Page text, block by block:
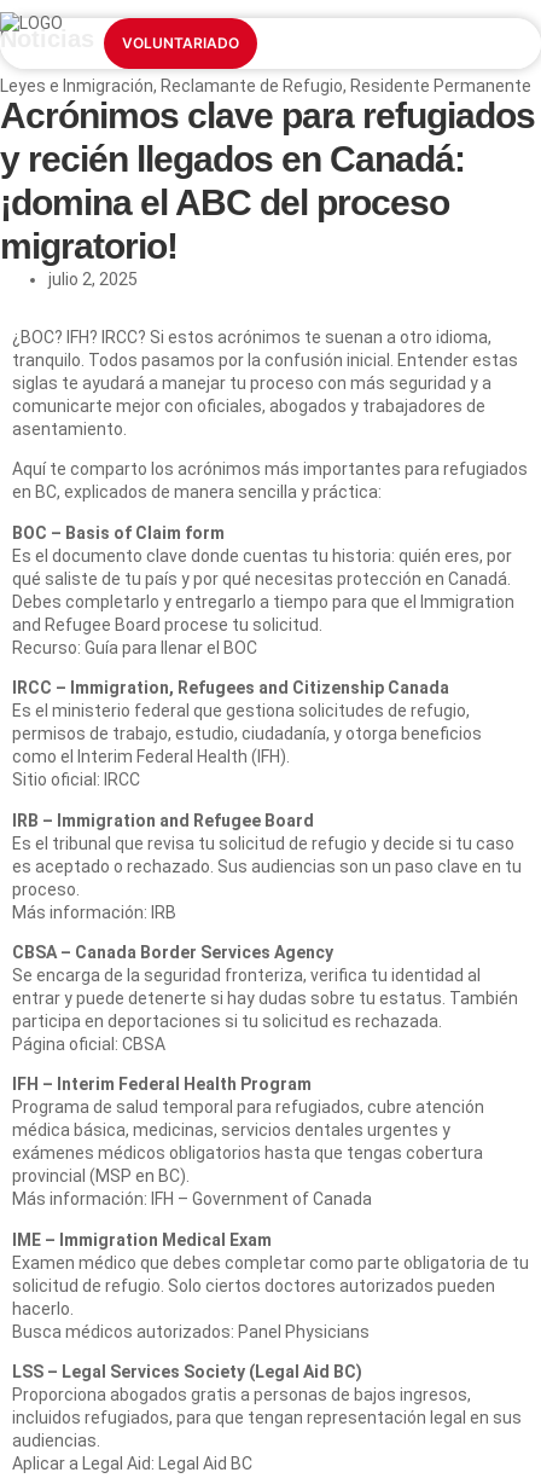
VOLUNTARIADO
Noticias
Leyes e Inmigración, Reclamante de Refugio, Residente Permanente
Acrónimos clave para refugiados
y recién llegados en Canadá:
¡domina el ABC del proceso
migratorio!
julio 2, 2025
¿BOC? IFH? IRCC? Si estos acrónimos te suenan a otro idioma,
tranquilo. Todos pasamos por la confusión inicial. Entender estas
siglas te ayudará a manejar tu proceso con más seguridad y a
comunicarte mejor con oficiales, abogados y trabajadores de
asentamiento.
Aquí te comparto los acrónimos más importantes para refugiados
en BC, explicados de manera sencilla y práctica:
BOC – Basis of Claim form
Es el documento clave donde cuentas tu historia: quién eres, por
qué saliste de tu país y por qué necesitas protección en Canadá.
Debes completarlo y entregarlo a tiempo para que el Immigration
and Refugee Board procese tu solicitud.
Recurso: Guía para llenar el BOC
IRCC – Immigration, Refugees and Citizenship Canada
Es el ministerio federal que gestiona solicitudes de refugio,
permisos de trabajo, estudio, ciudadanía, y otorga beneficios
como el Interim Federal Health (IFH).
Sitio oficial: IRCC
IRB – Immigration and Refugee Board
Es el tribunal que revisa tu solicitud de refugio y decide si tu caso
es aceptado o rechazado. Sus audiencias son un paso clave en tu
proceso.
Más información: IRB
CBSA – Canada Border Services Agency
Se encarga de la seguridad fronteriza, verifica tu identidad al
entrar y puede detenerte si hay dudas sobre tu estatus. También
participa en deportaciones si tu solicitud es rechazada.
Página oficial: CBSA
IFH – Interim Federal Health Program
Programa de salud temporal para refugiados, cubre atención
médica básica, medicinas, servicios dentales urgentes y
exámenes médicos obligatorios hasta que tengas cobertura
provincial (MSP en BC).
Más información: IFH – Government of Canada
IME – Immigration Medical Exam
Examen médico que debes completar como parte obligatoria de tu
solicitud de refugio. Solo ciertos doctores autorizados pueden
hacerlo.
Busca médicos autorizados: Panel Physicians
LSS – Legal Services Society (Legal Aid BC)
Proporciona abogados gratis a personas de bajos ingresos,
incluidos refugiados, para que tengan representación legal en sus
audiencias.
Aplicar a Legal Aid: Legal Aid BC